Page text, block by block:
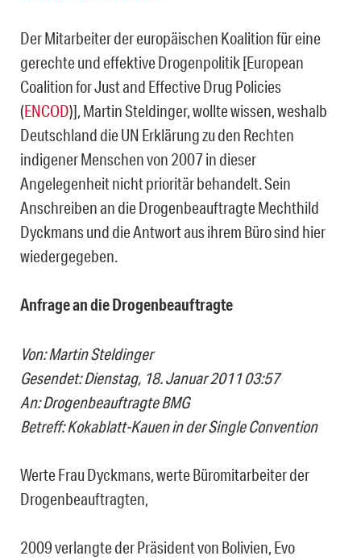
Der Mitarbeiter der europäischen Koalition für eine
gerechte und effektive Drogenpolitik [European
Coalition for Just and Effective Drug Policies
(ENCOD)], Martin Steldinger, wollte wissen, weshalb
Deutschland die UN Erklärung zu den Rechten
indigener Menschen von 2007 in dieser
Angelegenheit nicht prioritär behandelt. Sein
Anschreiben an die Drogenbeauftragte Mechthild
Dyckmans und die Antwort aus ihrem Büro sind hier
wiedergegeben.
Anfrage an die Drogenbeauftragte
Von: Martin Steldinger
Gesendet: Dienstag, 18. Januar 2011 03:57
An: Drogenbeauftragte BMG
Betreff: Kokablatt-Kauen in der Single Convention
Werte Frau Dyckmans, werte Büromitarbeiter der
Drogenbeauftragten,
2009 verlangte der Präsident von Bolivien, Evo